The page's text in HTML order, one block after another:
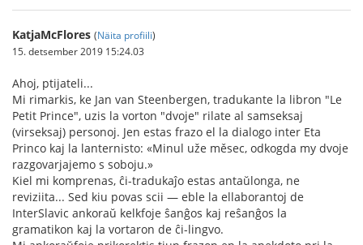
KatjaMcFlores (Näita profiili)
15. detsember 2019 15:24.03
Ahoj, ptijateli...
Mi rimarkis, ke Jan van Steenbergen, tradukante la libron "Le
Petit Prince", uzis la vorton "dvoje" rilate al samseksaj
(virseksaj) personoj. Jen estas frazo el la dialogo inter Eta
Princo kaj la lanternisto: «Minul uže měsec, odkogda my dvoje
razgovarjajemo s soboju.»
Kiel mi komprenas, ĉi-tradukaĵo estas antaŭlonga, ne
reviziita... Sed kiu povas scii — eble la ellaborantoj de
InterSlavic ankoraŭ kelkfoje ŝanĝos kaj reŝanĝos la
gramatikon kaj la vortaron de ĉi-lingvo.